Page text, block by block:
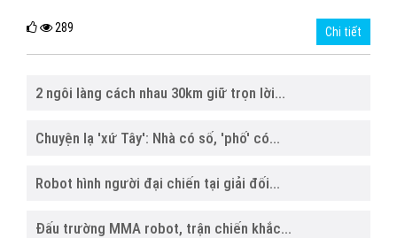
289 Chi tiết
2 ngôi làng cách nhau 30km giữ trọn lời...
Chuyện lạ 'xứ Tây': Nhà có số, 'phố' có...
Robot hình người đại chiến tại giải đối...
Đấu trường MMA robot, trận chiến khắc...